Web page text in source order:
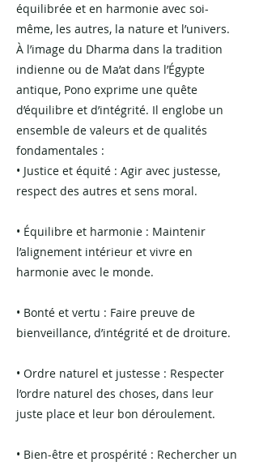
équilibrée et en harmonie avec soi-
même, les autres, la nature et l’univers.
À l’image du Dharma dans la tradition
indienne ou de Ma’at dans l’Égypte
antique, Pono exprime une quête
d’équilibre et d’intégrité. Il englobe un
ensemble de valeurs et de qualités
fondamentales :
• Justice et équité : Agir avec justesse,
respect des autres et sens moral.
• Équilibre et harmonie : Maintenir
l’alignement intérieur et vivre en
harmonie avec le monde.
• Bonté et vertu : Faire preuve de
bienveillance, d’intégrité et de droiture.
• Ordre naturel et justesse : Respecter
l’ordre naturel des choses, dans leur
juste place et leur bon déroulement.
• Bien-être et prospérité : Rechercher un